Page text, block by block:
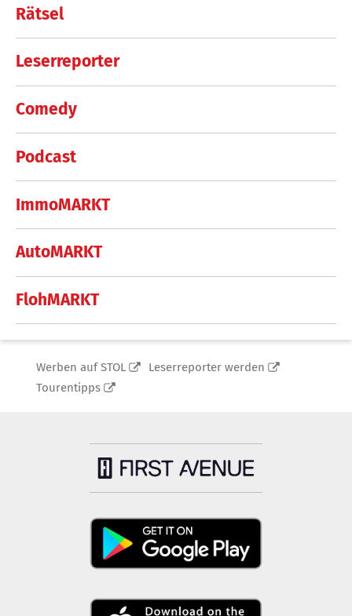
Rätsel
Leserreporter
Comedy
Podcast
ImmoMARKT
AutoMARKT
FlohMARKT
Werben auf STOL
Leserreporter werden
Tourentipps